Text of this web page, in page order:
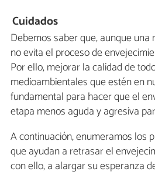
Cuidados
Debemos saber que, aunque una
no evita el proceso de
Por ello, mejorar la calidad de
medioambientales que estén en
fundamental para hacer que el
etapa menos aguda y agresiva
A continuación, enumeramos los
que ayudan a retrasar el
con ello, a alargar su esperanza